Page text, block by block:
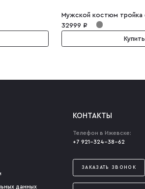
32999 ₽
Купить
данных
КОНТАКТЫ
Телефон в Ижевске:
+7 921-324-38-62
ЗАКАЗАТЬ ЗВОНОК